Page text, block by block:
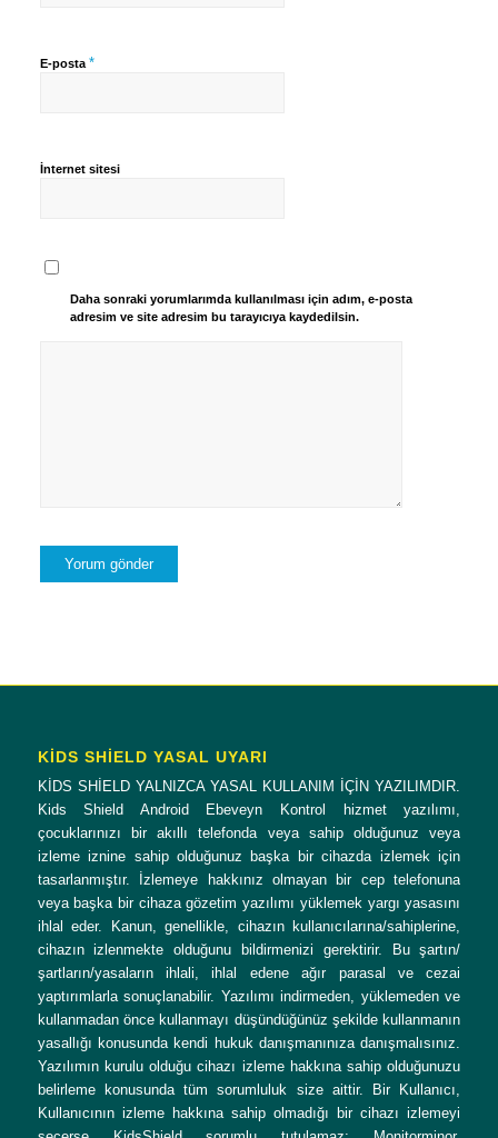
E-posta *
İnternet sitesi
Daha sonraki yorumlarımda kullanılması için adım, e-posta
adresim ve site adresim bu tarayıcıya kaydedilsin.
KİDS SHİELD YASAL UYARI
KİDS SHİELD YALNIZCA YASAL KULLANIM İÇİN YAZILIMDIR.
Kids Shield Android Ebeveyn Kontrol hizmet yazılımı,
çocuklarınızı bir akıllı telefonda veya sahip olduğunuz veya
izleme iznine sahip olduğunuz başka bir cihazda izlemek için
tasarlanmıştır. İzlemeye hakkınız olmayan bir cep telefonuna
veya başka bir cihaza gözetim yazılımı yüklemek yargı yasasını
ihlal eder. Kanun, genellikle, cihazın kullanıcılarına/sahiplerine,
cihazın izlenmekte olduğunu bildirmenizi gerektirir. Bu şartın/
şartların/yasaların ihlali, ihlal edene ağır parasal ve cezai
yaptırımlarla sonuçlanabilir. Yazılımı indirmeden, yüklemeden ve
kullanmadan önce kullanmayı düşündüğünüz şekilde kullanmanın
yasallığı konusunda kendi hukuk danışmanınıza danışmalısınız.
Yazılımın kurulu olduğu cihazı izleme hakkına sahip olduğunuzu
belirleme konusunda tüm sorumluluk size aittir. Bir Kullanıcı,
Kullanıcının izleme hakkına sahip olmadığı bir cihazı izlemeyi